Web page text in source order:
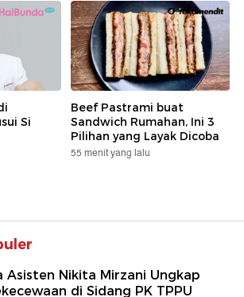
Si
Beef Pastrami buat
Sandwich Rumahan, Ini 3
Pilihan yang Layak Dicoba
55 menit yang lalu
Asisten Nikita Mirzani Ungkap
di Sidang PK TPPU